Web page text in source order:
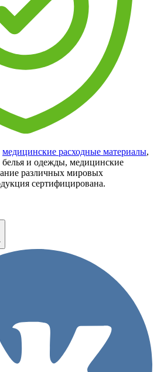
медицинские расходные материалы,
белья и одежды, медицинские
различных мировых
сертифицирована.